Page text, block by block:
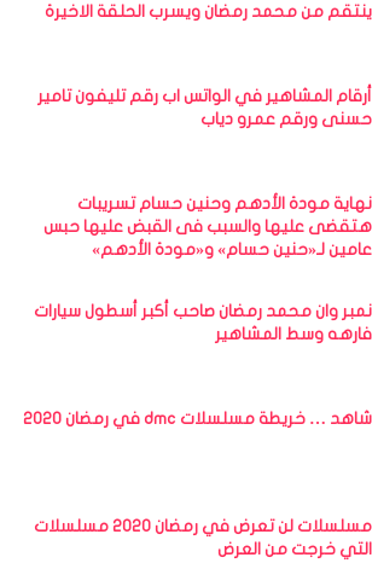
ينتقم من محمد رمضان ويسرب الحلقة الاخيرة
أرقام المشاهير في الواتس اب رقم تليفون تامير
حسنى ورقم عمرو دياب
نهاية مودة الأدهم وحنين حسام تسريبات
هتقضى عليها والسبب فى القبض عليها حبس
عامين لـ«حنين حسام» و«مودة الأدهم»
نمبر وان محمد رمضان صاحب أكبر أسطول سيارات
فارهه وسط المشاهير
شاهد … خريطة مسلسلات dmc في رمضان 2020
مسلسلات لن تعرض في رمضان 2020 مسلسلات
التي خرجت من العرض